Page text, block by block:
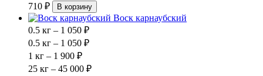
710 ₽
В корзину
Воск карнаубский
0.5 кг – 1 050 ₽
0.5 кг – 1 050 ₽
1 кг – 1 900 ₽
25 кг – 45 000 ₽